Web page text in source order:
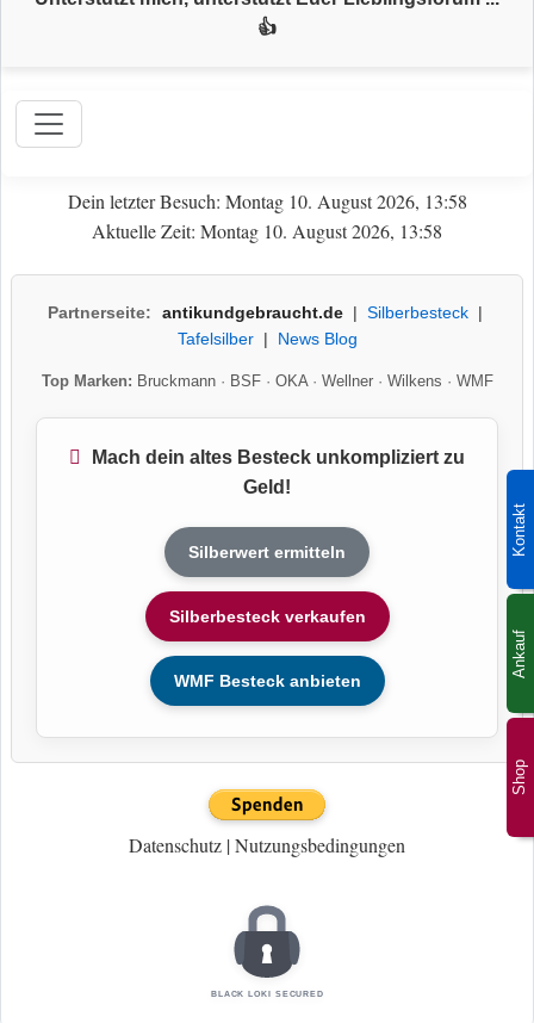
Shop
Kontakt
Ankauf
👍
Dein letzter Besuch: Montag 10. August 2026, 13:58
Aktuelle Zeit: Montag 10. August 2026, 13:58
Partnerseite: antikundgebraucht.de| Silberbesteck|
Tafelsilber| News Blog
Top Marken: Bruckmann· BSF· OKA· Wellner· Wilkens · WMF
Mach dein altes Besteck unkompliziert zu
Geld!
Silberwert ermitteln
Silberbesteck verkaufen
WMF Besteck anbieten
Datenschutz |Nutzungsbedingungen
BLACK LOKI SECURED